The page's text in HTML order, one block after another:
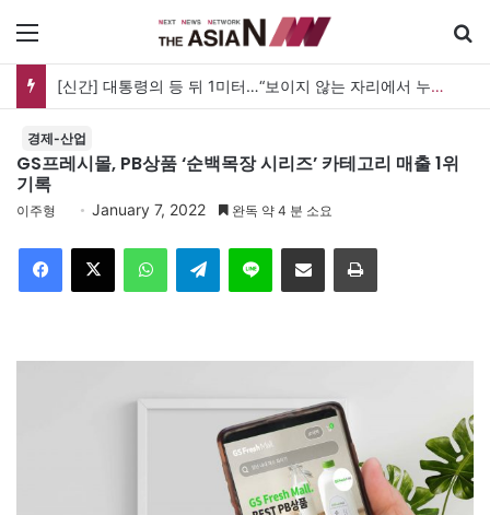
[신간] 대통령의 등 뒤 1미터…“보이지 않는 자리에서 누구를 지킨다는 것”
경제-산업
GS프레시몰, PB상품 ‘순백목장 시리즈’ 카테고리 매출 1위
기록
이주형 January 7, 2022 완독 약 4 분 소요
Telegram 이메일